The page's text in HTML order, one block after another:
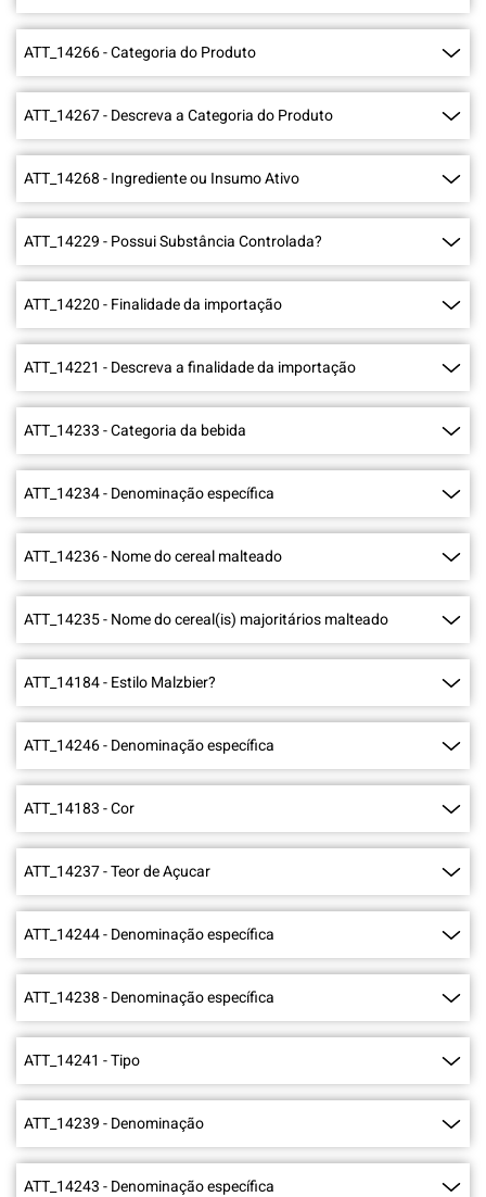
ATT_14266-Categoria do Produto
ATT_14267- Descreva a Categoria do Produto
ATT_14268 - Ingrediente ou Insumo Ativo
ATT_14229 - Possui Substância Controlada?
ATT_14220 - Finalidade da importação
ATT_14221 - Descreva a finalidade da importação
ATT_14233 -Categoria da bebida
ATT_14234- Denominação específica
ATT_14236- Nome do cereal malteado
ATT_14235- Nome do cereal(is) majoritários malteado
ATT_14184- Estilo Malzbier?
ATT_14246- Denominação específica
ATT_14183 -Cor
ATT_14237-Teor de Açucar
ATT_14244- Denominação específica
ATT_14238 - Denominação específica
ATT_14241 -Tipo
ATT_14239 - Denominação
ATT_14243 - Denominação específica